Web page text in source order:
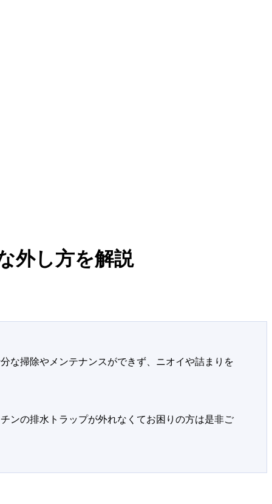
外し方を解説
な掃除やメンテナンスができず、ニオイや詰まりを
ンの排水トラップが外れなくてお困りの方は是非ご